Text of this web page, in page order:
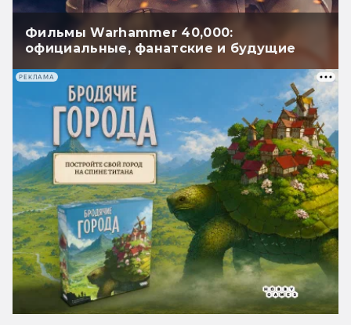
Фильмы Warhammer 40,000:
официальные, фанатские и будущие
РЕКЛАМА